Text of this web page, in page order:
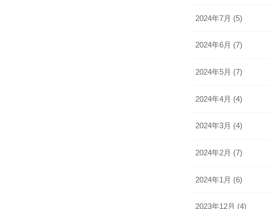
2024年7月 (5)
2024年6月 (7)
2024年5月 (7)
2024年4月 (4)
2024年3月 (4)
2024年2月 (7)
2024年1月 (6)
2023年12月 (4)